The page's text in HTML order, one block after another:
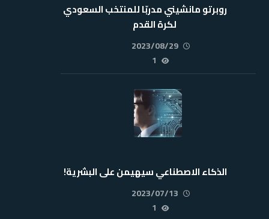
روبرتو مانشيني مدربّا للمنتخب السعودي
لكرة القدم
2023/08/29
1
الذكاء الاصطناعي سيهيمن على البشرية!
2023/07/13
1